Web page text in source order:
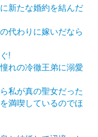
新たな婚約を結んだ
代わりに嫁いだなら
!
れの冷徹王弟に溺愛
私が真の聖女だった
満喫しているのでほ